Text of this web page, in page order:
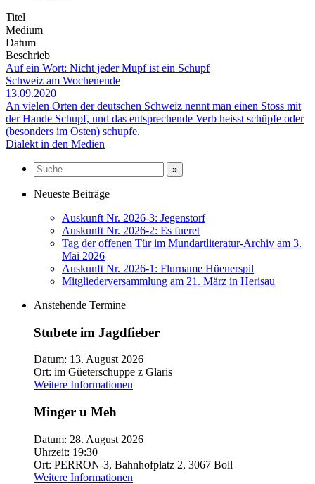
Titel
Medium
Datum
Beschrieb
Auf ein Wort: Nicht jeder Mupf ist ein Schupf
Schweiz am Wochenende
13.09.2020
An vielen Orten der deutschen Schweiz nennt man einen Stoss mit
der Hande Schupf, und das entsprechende Verb heisst schüpfe oder
(besonders im Osten) schupfe.
Dialekt in den Medien
Neueste Beiträge
Auskunft Nr. 2026-3: Jegenstorf
Auskunft Nr. 2026-2: Es fueret
Tag der offenen Tür im Mundartliteratur-Archiv am 3.
Mai 2026
Auskunft Nr. 2026-1: Flurname Hüenerspil
Mitgliederversammlung am 21. März in Herisau
Anstehende Termine
Stubete im Jagdfieber
Datum: 13. August 2026
Ort: im Güeterschuppe z Glaris
Weitere Informationen
Minger u Meh
Datum: 28. August 2026
Uhrzeit: 19:30
Ort: PERRON-3, Bahnhofplatz 2, 3067 Boll
Weitere Informationen